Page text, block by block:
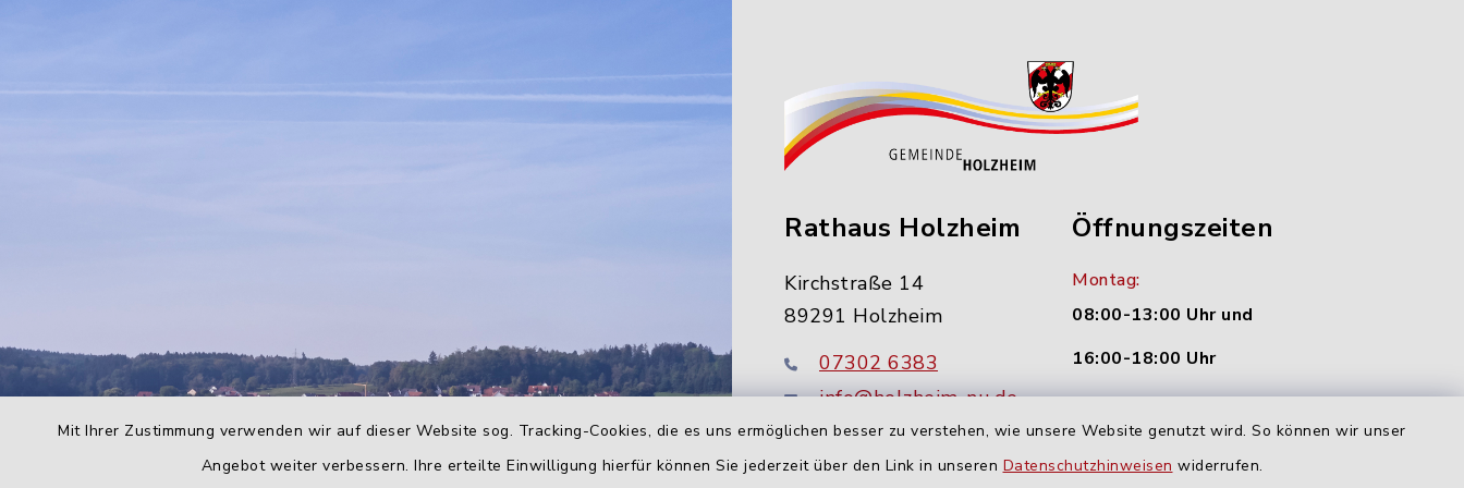
Mit Ihrer Zustimmung verwenden wir auf dieser Website sog. Tracking-Cookies, die es uns ermöglichen besser zu verstehen, wie unsere Website genutzt wird. So können wir unser
Angebot weiter verbessern. Ihre erteilte Einwilligung hierfür können Sie jederzeit über den Link in unseren Datenschutzhinweisen widerrufen.
Rathaus Holzheim
Kirchstraße 14
89291 Holzheim
07302 6383
info@holzheim-nu.de
Öffnungszeiten
Montag:
08:00-13:00 Uhr und
16:00-18:00 Uhr
09:00-12:00 Uhr